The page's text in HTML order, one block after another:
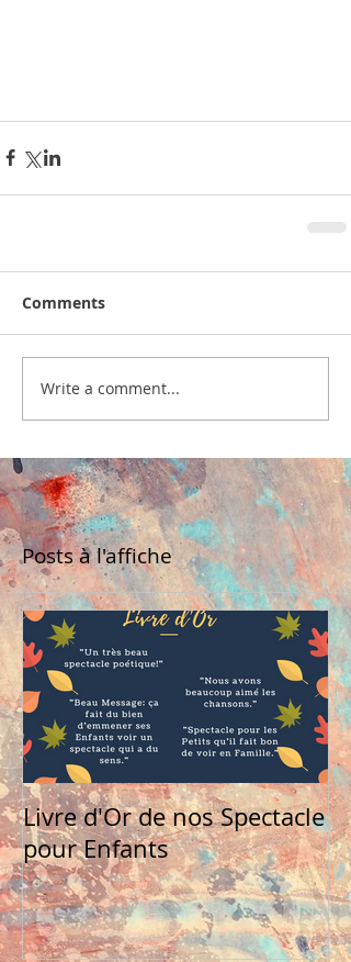
Comments
Write a comment...
Posts à l'affiche
Livre d'Or de nos Spectacle
pour Enfants